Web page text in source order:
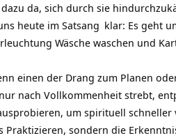
dazu da, sich durch sie
heute im Satsang klar: Es geht
Wäsche waschen und
einen der Drang zum Planen
nach Vollkommenheit strebt,
um spirituell
Praktizieren, sondern die